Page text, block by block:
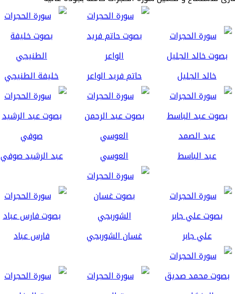
خالد الجليل حاتم فريد الواعر خليفة الطنيجي
عبد الباسط العوسي عبد الرشيد صوفي
علي جابر غسان الشوربجي فارس عباد